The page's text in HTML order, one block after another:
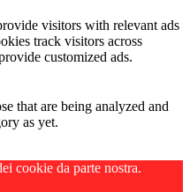
visitors with relevant ads
track visitors across
customized ads.
that are being analyzed and
as yet.
cookie da parte nostra.